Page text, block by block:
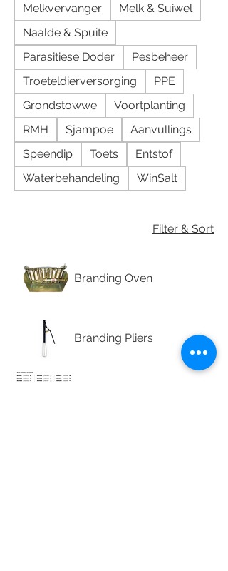
Melkvervanger
Melk & Suiwel
Naalde & Spuite
Parasitiese Doder
Pesbeheer
Troeteldierversorging
PPE
Grondstowwe
Voortplanting
RMH
Sjampoe
Aanvullings
Speendip
Toets
Entstof
Waterbehandeling
WinSalt
Filter & Sort
Branding Oven
Branding Pliers